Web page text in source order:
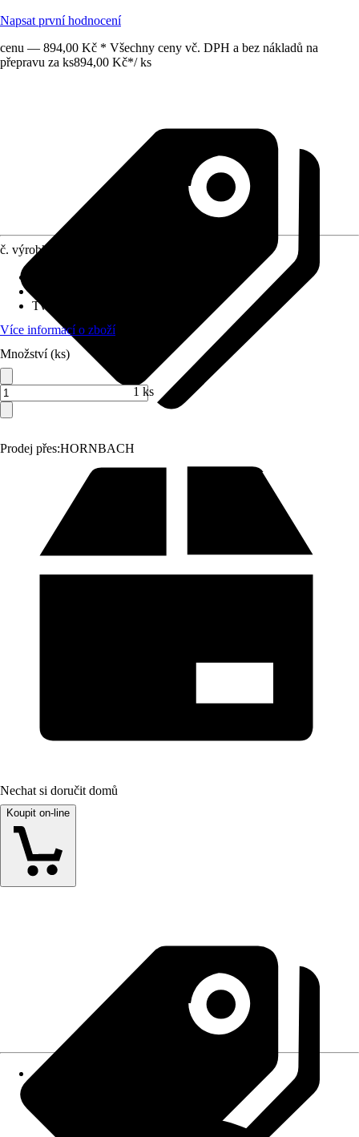
Napsat první hodnocení
cenu — 894,00 Kč * Všechny ceny vč. DPH a bez nákladů na
přepravu za ks894,00 Kč*/ ks
Prodej přes:HORNBACH
č. výrobku
Tvar
Více informací o zboží
Množství (ks)
1 ks
Nechat si doručit domů
Koupit on-line